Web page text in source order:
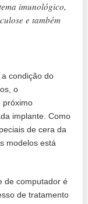
imunológico,
e também
condição do
o
próximo
implante. Como
de cera da
modelos está
de computador é
de tratamento